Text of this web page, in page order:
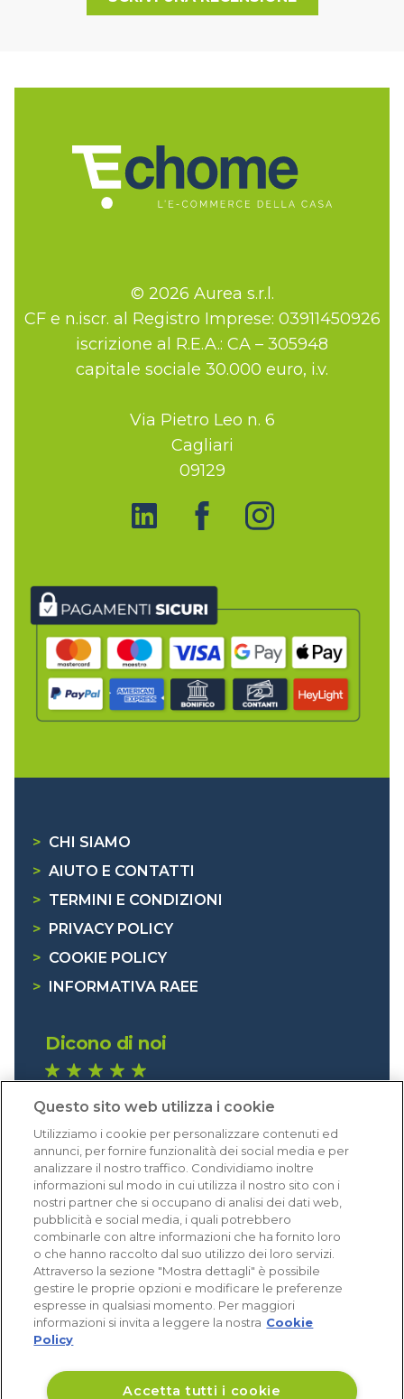
© 2026 Aurea s.r.l.
CF e n.iscr. al Registro Imprese: 03911450926
iscrizione al R.E.A.: CA – 305948
capitale sociale 30.000 euro, i.v.
Via Pietro Leo n. 6
Cagliari
09129
> CHI SIAMO
> AIUTO E CONTATTI
> TERMINI E CONDIZIONI
>
PRIVACY POLICY
> COOKIE POLICY
>
INFORMATIVA RAEE
Dicono di noi
Eccellente (4,8)
Acquisti verificati
Questo sito web utilizza i cookie
Utilizziamo i cookie per personalizzare contenuti ed
annunci, per fornire funzionalità dei social media e per
analizzare il nostro traffico. Condividiamo inoltre
informazioni sul modo in cui utilizza il nostro sito con i
nostri partner che si occupano di analisi dei dati web,
pubblicità e social media, i quali potrebbero
combinarle con altre informazioni che ha fornito loro
o che hanno raccolto dal suo utilizzo dei loro servizi.
Attraverso la sezione "Mostra dettagli" è possibile
gestire le proprie opzioni e modificare le preferenze
espresse in qualsiasi momento. Per maggiori
informazioni si invita a leggere la nostra Cookie
Policy
Accetta tutti i cookie